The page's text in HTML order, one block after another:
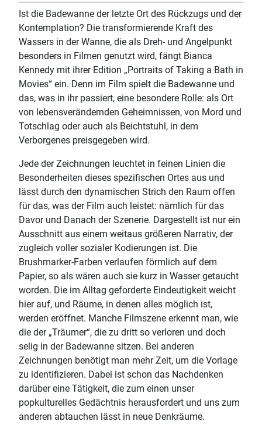
Ist die Badewanne der letzte Ort des Rückzugs und der
Kontemplation? Die transformierende Kraft des
Wassers in der Wanne, die als Dreh- und Angelpunkt
besonders in Filmen genutzt wird, fängt Bianca
Kennedy mit ihrer Edition „Portraits of Taking a Bath in
Movies“ ein. Denn im Film spielt die Badewanne und
das, was in ihr passiert, eine besondere Rolle: als Ort
von lebensverändernden Geheimnissen, von Mord und
Totschlag oder auch als Beichtstuhl, in dem
Verborgenes preisgegeben wird.
Jede der Zeichnungen leuchtet in feinen Linien die
Besonderheiten dieses spezifischen Ortes aus und
lässt durch den dynamischen Strich den Raum offen
für das, was der Film auch leistet: nämlich für das
Davor und Danach der Szenerie. Dargestellt ist nur ein
Ausschnitt aus einem weitaus größeren Narrativ, der
zugleich voller sozialer Kodierungen ist. Die
Brushmarker-Farben verlaufen förmlich auf dem
Papier, so als wären auch sie kurz in Wasser getaucht
worden. Die im Alltag geforderte Eindeutigkeit weicht
hier auf, und Räume, in denen alles möglich ist,
werden eröffnet. Manche Filmszene erkennt man, wie
die der „Träumer“, die zu dritt so verloren und doch
selig in der Badewanne sitzen. Bei anderen
Zeichnungen benötigt man mehr Zeit, um die Vorlage
zu identifizieren. Dabei ist schon das Nachdenken
darüber eine Tätigkeit, die zum einen unser
popkulturelles Gedächtnis herausfordert und uns zum
anderen abtauchen lässt in neue Denkräume.